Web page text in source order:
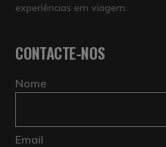
experiências em viagem.
CONTACTE-NOS
Nome
Email